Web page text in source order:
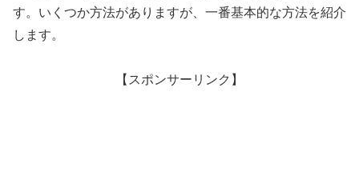
す。いくつか方法がありますが、一番基本的な方法を紹介
します。
【スポンサーリンク】